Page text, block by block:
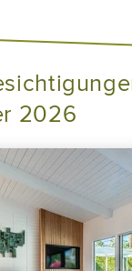
2026